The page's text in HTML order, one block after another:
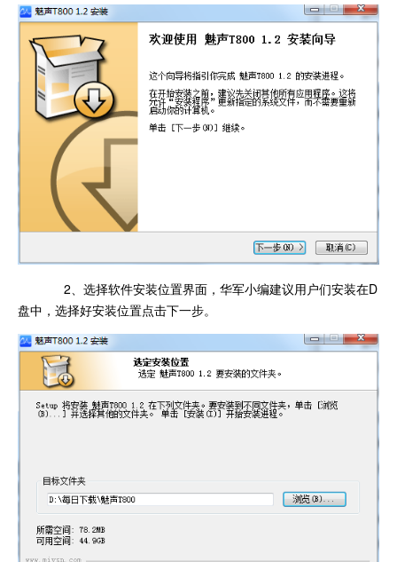
2、选择软件安装位置界面，华军小编建议用户们安装在D
盘中，选择好安装位置点击下一步。